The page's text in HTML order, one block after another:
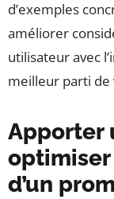
d’exemples
améliorer
utilisateur avec
meilleur parti de
Apporter
optimiser
d’un